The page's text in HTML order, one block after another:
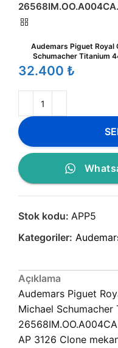
Audemars Piguet Royal
Schumacher Titanium
₺
Stok kodu: APP5
Kategoriler:
Açıklama
Audemars Piguet
Michael Schumacher
AP 3126 Clone